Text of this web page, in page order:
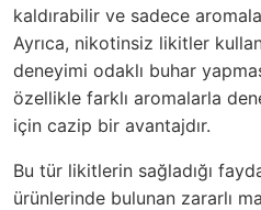
kaldırabilir ve sadece
Ayrıca, nikotinsiz likitler
deneyimi odaklı buhar
özellikle farklı aromalarla
için cazip bir avantajdır.
Bu tür likitlerin sağladığı
ürünlerinde bulunan zararlı